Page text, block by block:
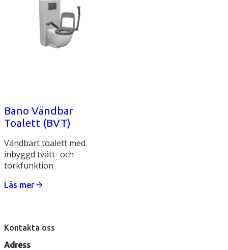
Bano Vändbar
Toalett (BVT)
Vändbart toalett med
inbyggd tvätt- och
torkfunktion
Läs mer
Kontakta oss
Adress